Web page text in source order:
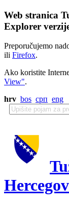
Web stranica
Explorer
Preporučujemo
ili Firefox.
Ako koristite
View".
hrv bos срп eng